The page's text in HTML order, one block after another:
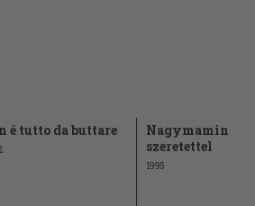
é tutto da buttare
Nagymaminak
szeretettel
1995